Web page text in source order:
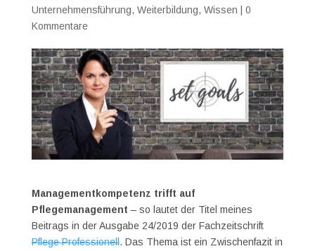
Unternehmensführung, Weiterbildung, Wissen
0
Kommentare
Managementkompetenz trifft auf
Pflegemanagement – so lautet der Titel meines
Beitrags in der Ausgabe 24/2019 der Fachzeitschrift
Pflege Professionell. Das Thema ist ein Zwischenfazit in